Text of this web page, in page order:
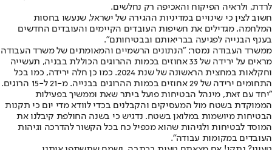
לרדת, ולראיה הפיקוח והאכיפה רק נחלשים.
חשוב לצין כי שינויים במדיניות ההגירה של ישראל, שנעשו בחסות
המלחמה, מגדילים את חשיפות העובדים הקיימים והעובדים החדשים
בענף הבנייה לפגיעה בבריאותם ובבטיחותם".
ממשרד העבודה נמסר: "הנתונים הרשמיים והמאומתים של משרד העבודה
מראים על ירידה של 33 אחוזים בכמות ההרוגים הכוללת בבניה, תעשייה
וחקלאות במחצית הראשונה של שנת 2024. כמו כן חלה ירידה, כמו בכל
התחומים ירידה של 29 אחוזים בכמות ההרוגים בבנייה. מ-21 ל-15 הרוגים.
"יחד עם זאת, מינהל הבטיחות פועל ביתר שאת וממשיך בפעילות
הממוקדת בשטח מול המעסיקים והקבלנים בכדי לוודא מדי יום כי תקנות
הבטיחות מיושמות במלואן בשטח. נדגיש כי בשנה החולפת קיבלנו את
המוסד לבטיחות ולגיהות שהוא מכפיל כח בכל הקשור להדרכה וגיהות
העובדים במקומות עבודה".